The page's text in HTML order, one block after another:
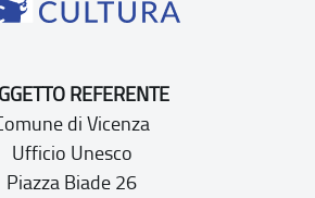
REFERENTE
di Vicenza
Ufficio Unesco
Piazza Biade 26